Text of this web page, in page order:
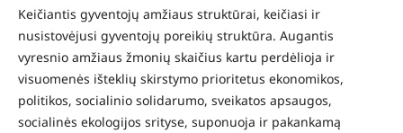
Keičiantis gyventojų amžiaus struktūrai, keičiasi ir
nusistovėjusi gyventojų poreikių struktūra. Augantis
vyresnio amžiaus žmonių skaičius kartu perdėlioja ir
visuomenės išteklių skirstymo prioritetus ekonomikos,
politikos, socialinio solidarumo, sveikatos apsaugos,
socialinės ekologijos srityse, suponuoja ir pakankamą